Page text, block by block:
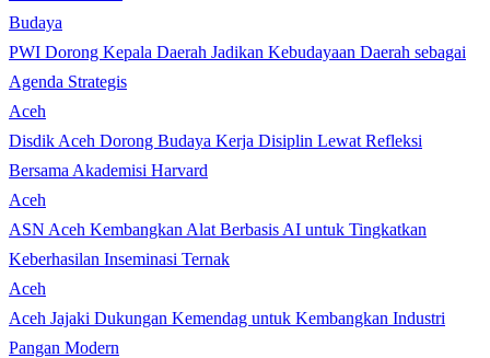
Budaya
PWI Dorong Kepala Daerah Jadikan Kebudayaan Daerah sebagai
Agenda Strategis
Aceh
Disdik Aceh Dorong Budaya Kerja Disiplin Lewat Refleksi
Bersama Akademisi Harvard
Aceh
ASN Aceh Kembangkan Alat Berbasis AI untuk Tingkatkan
Keberhasilan Inseminasi Ternak
Aceh
Aceh Jajaki Dukungan Kemendag untuk Kembangkan Industri
Pangan Modern